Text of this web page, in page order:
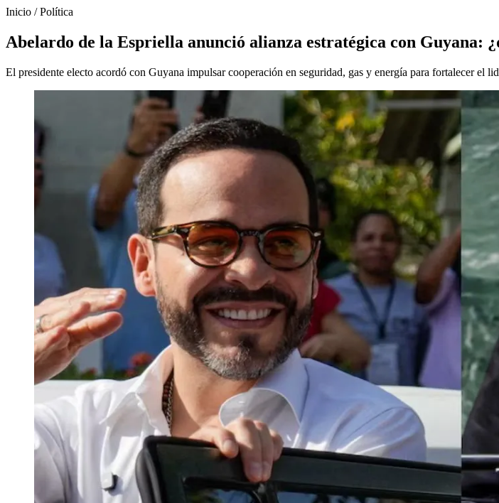
Inicio /Política
Abelardo de la Espriella anunció alianza estratégica con Guyana:
El presidente electo acordó con Guyana impulsar cooperación en seguridad, gas y energía para fortalecer el